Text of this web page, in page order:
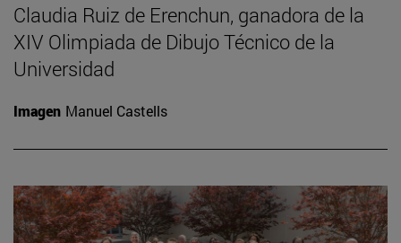
Claudia Ruiz de Erenchun, ganadora de la
XIV Olimpiada de Dibujo Técnico de la
Universidad
Imagen Manuel Castells